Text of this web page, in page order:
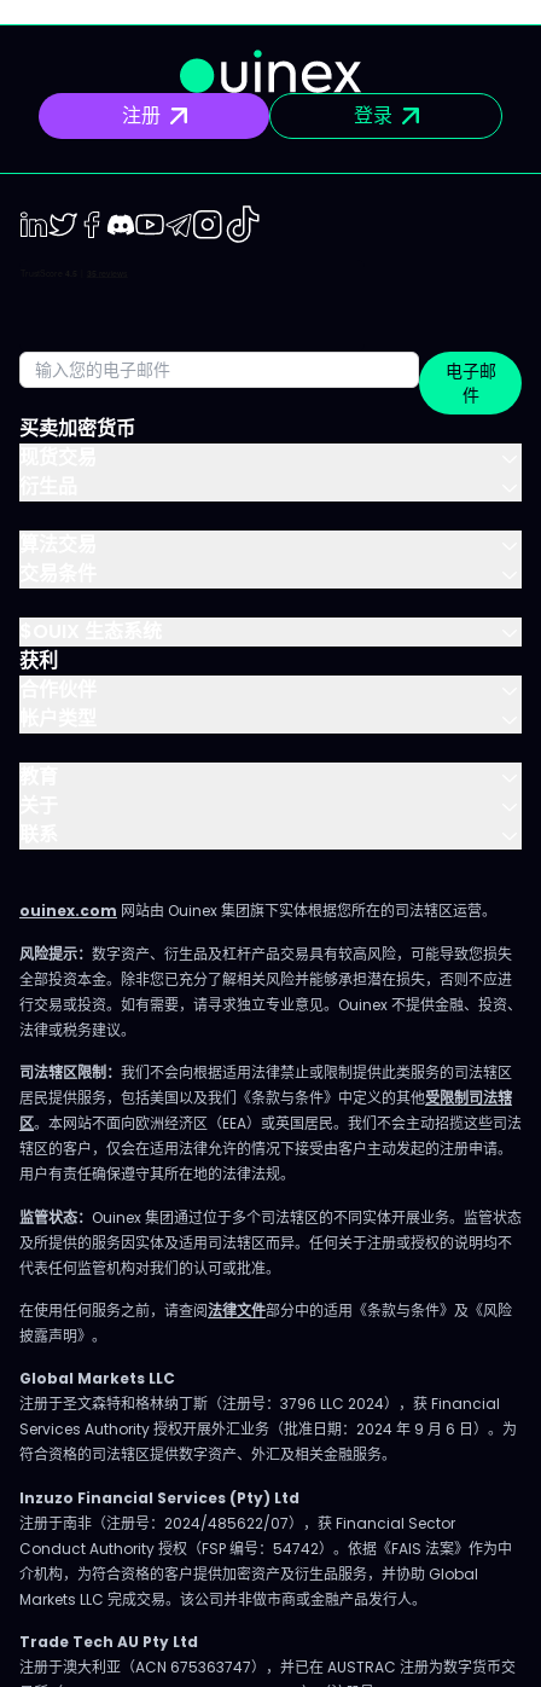
信息流，无需额外的动态，不会有无关填充内容。 专为积极投资、
但有正职工作、有生活，无法整天盯着屏幕的人设计。 你将获得哪
些内容？ 精确的市场信息 清晰的情景与关键位，一目了然。你会明
确聚焦要点，不会分心。 明确的计划 预设了操作框架：关注区域、
预期情景与失效点。你不是临场才应付市场，而是有备而来。 短中
期简报 市场波动时，我们抓住波动性；趋势确定时，我们有系统地
流与真实投资者行为。不是猜测，也不是市井杂音。 IVLite的一天
举个例子，一天的节奏大致如下： 07:45 晨间简报 开盘前设定今日
基调。 09:12 今日计划，CAC 40 明确关注点、操作情景、失效
点。 14:30 中期简报，黄金 趋势形成时，科学跟随。 22:05 市场回
医疗 加密货币：BTC、ETH、SOL和山寨币 大宗商品：黄金、原
油、白银 ETF：SPY、QQQ、MSCI World 免费、IVLite、VIP：如
何定位？ IVLite特意定位于免费账户与VIP之间。如果你想获取实用
内容但不需要全方位陪伴，这是最佳选择。 你会获得 免费 IVLite
VIP 晨间简报
注册 登录
买卖加密货币
获利
Telegram
Instagram
电子邮
件
ouinex.com 网站由 Ouinex 集团旗下实体根据您所在的司法辖区运营。
风险提示： 数字资产、衍生品及杠杆产品交易具有较高风险，可能导致您损失
全部投资本金。除非您已充分了解相关风险并能够承担潜在损失，否则不应进
行交易或投资。如有需要，请寻求独立专业意见。Ouinex 不提供金融、投资、
法律或税务建议。
司法辖区限制： 我们不会向根据适用法律禁止或限制提供此类服务的司法辖区
居民提供服务，包括美国以及我们《条款与条件》中定义的其他受限制司法辖
区。本网站不面向欧洲经济区（EEA）或英国居民。我们不会主动招揽这些司法
辖区的客户，仅会在适用法律允许的情况下接受由客户主动发起的注册申请。
用户有责任确保遵守其所在地的法律法规。
监管状态： Ouinex 集团通过位于多个司法辖区的不同实体开展业务。监管状态
及所提供的服务因实体及适用司法辖区而异。任何关于注册或授权的说明均不
代表任何监管机构对我们的认可或批准。
在使用任何服务之前，请查阅法律文件部分中的适用《条款与条件》及《风险
披露声明》。
Global Markets LLC
注册于圣文森特和格林纳丁斯（注册号：3796 LLC 2024），获 Financial
Services Authority 授权开展外汇业务（批准日期：2024 年 9 月 6 日）。为
符合资格的司法辖区提供数字资产、外汇及相关金融服务。
Inzuzo Financial Services (Pty) Ltd
注册于南非（注册号：2024/485622/07），获 Financial Sector
Conduct Authority 授权（FSP 编号：54742）。依据《FAIS 法案》作为中
介机构，为符合资格的客户提供加密资产及衍生品服务，并协助 Global
Markets LLC 完成交易。该公司并非做市商或金融产品发行人。
Trade Tech AU Pty Ltd
注册于澳大利亚（ACN 675363747），并已在 AUSTRAC 注册为数字货币交